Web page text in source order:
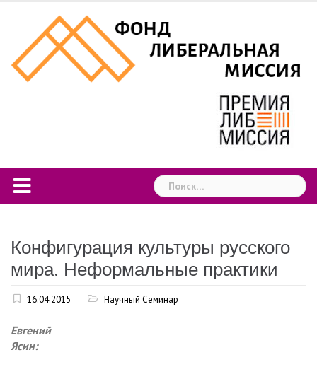
content
Найти:
Конфигурация культуры русского
мира. Неформальные практики
16.04.2015 Научный Семинар
Евгений
Ясин: